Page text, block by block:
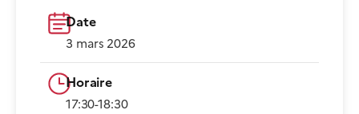
Date
3 mars 2026
Horaire
17:30-18:30​